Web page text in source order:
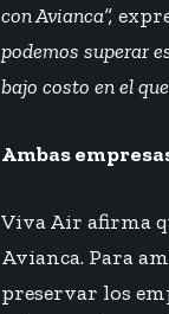
con Avianca”,
podemos superar
bajo costo en el
Ambas
Viva Air afirma
Avianca. Para
preservar los